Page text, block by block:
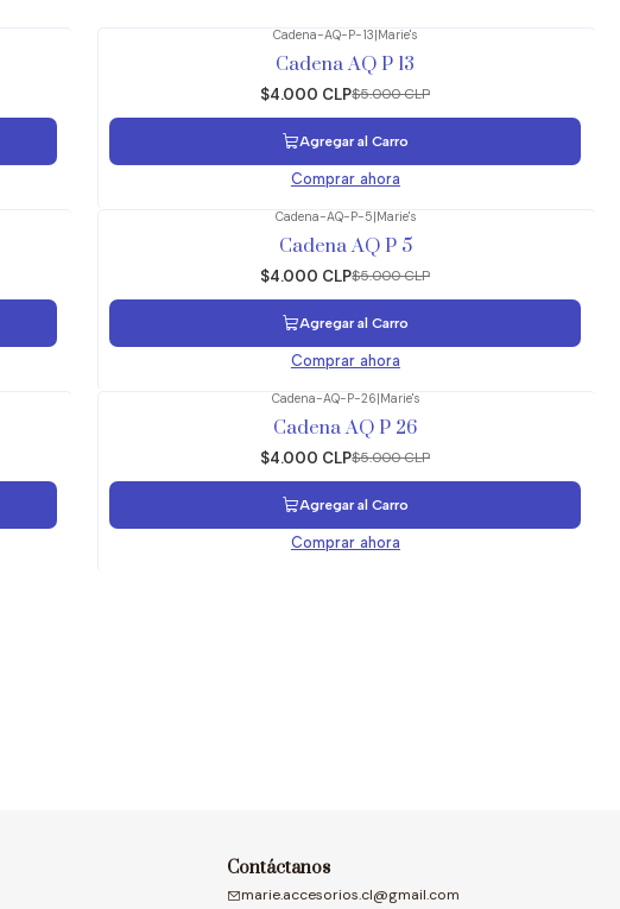
Cadena-AQ-P-13 Marie's
Cadena AQ P 13
$4.000 CLP$5.000 CLP
Agregar al Carro
Comprar ahora
Cadena-AQ-P-5 Marie's
Cadena AQ P 5
$4.000 CLP$5.000 CLP
Agregar al Carro
Comprar ahora
Cadena-AQ-P-26 Marie's
Cadena AQ P 26
$4.000 CLP$5.000 CLP
Agregar al Carro
Comprar ahora
Contáctanos
marie.accesorios.cl@gmail.com